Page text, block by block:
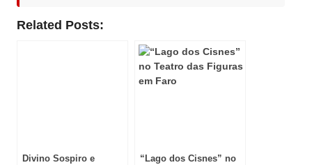
Related Posts:
Divino Sospiro e
“Lago dos Cisnes” no